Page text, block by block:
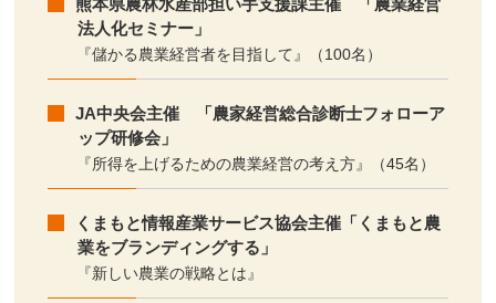
熊本県農林水産部担い手支援課主催 「農業経営
法人化セミナー」
『儲かる農業経営者を目指して』（100名）
JA中央会主催 「農家経営総合診断士フォローア
ップ研修会」
『所得を上げるための農業経営の考え方』（45名）
くまもと情報産業サービス協会主催「くまもと農
業をブランディングする」
『新しい農業の戦略とは』